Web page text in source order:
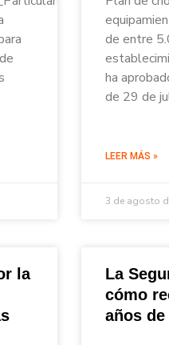
de entre
ha
de 29 de
LEER MÁS »
3 de agosto
la
La
cómo
años